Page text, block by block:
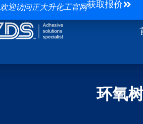
欢迎访问正大升化工官网获取报价
环氧